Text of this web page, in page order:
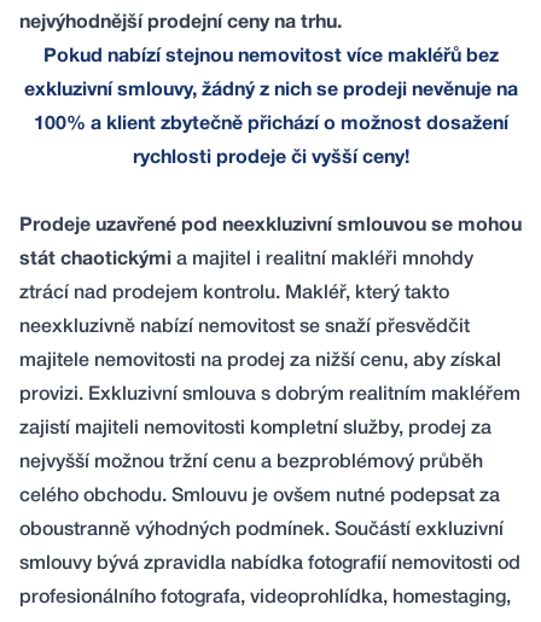
nejvýhodnější prodejní ceny na trhu.
Pokud nabízí stejnou nemovitost více makléřů bez
exkluzivní smlouvy, žádný z nich se prodeji nevěnuje na
100% a klient zbytečně přichází o možnost dosažení
rychlosti prodeje či vyšší ceny!
Prodeje uzavřené pod neexkluzivní smlouvou se mohou
stát chaotickými a majitel i realitní makléři mnohdy
ztrácí nad prodejem kontrolu. Makléř, který takto
neexkluzivně nabízí nemovitost se snaží přesvědčit
majitele nemovitosti na prodej za nižší cenu, aby získal
provizi. Exkluzivní smlouva s dobrým realitním makléřem
zajistí majiteli nemovitosti kompletní služby, prodej za
nejvyšší možnou tržní cenu a bezproblémový průběh
celého obchodu. Smlouvu je ovšem nutné podepsat za
oboustranně výhodných podmínek. Součástí exkluzivní
smlouvy bývá zpravidla nabídka fotografií nemovitosti od
profesionálního fotografa, videoprohlídka, homestaging,